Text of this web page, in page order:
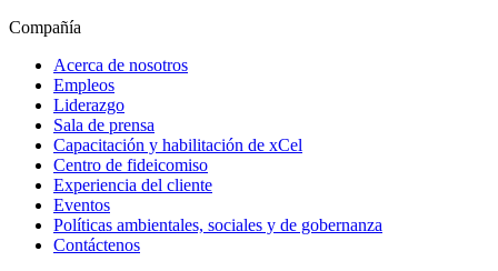
Compañía
Acerca de nosotros
Empleos
Liderazgo
Sala de prensa
Capacitación y habilitación de xCel
Centro de fideicomiso
Experiencia del cliente
Eventos
Políticas ambientales, sociales y de gobernanza
Contáctenos